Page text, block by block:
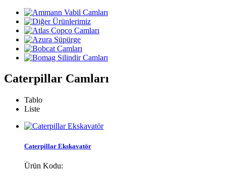
Caterpillar Camları
Tablo
Liste
Caterpillar Ekskavatör
Ürün Kodu: